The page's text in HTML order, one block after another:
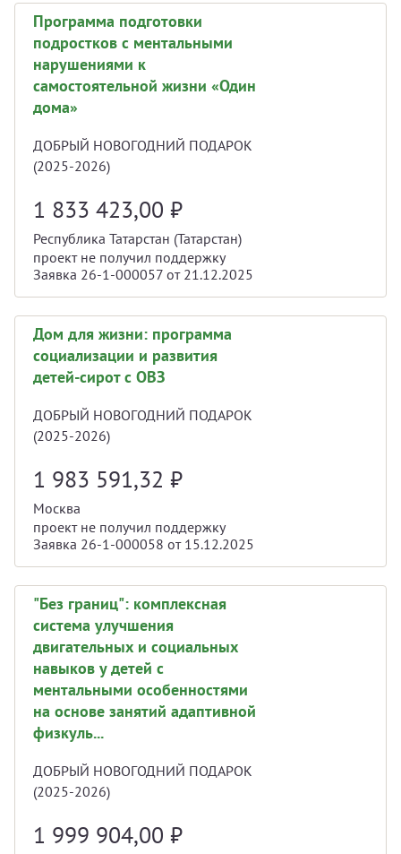
Программа подготовки
подростков с ментальными
нарушениями к
самостоятельной жизни «Один
дома»
ДОБРЫЙ НОВОГОДНИЙ ПОДАРОК
(2025-2026)
1 833 423,00 ₽
Республика Татарстан (Татарстан)
проект не получил поддержку
Заявка 26-1-000057 от 21.12.2025
Дом для жизни: программа
социализации и развития
детей-сирот с ОВЗ
ДОБРЫЙ НОВОГОДНИЙ ПОДАРОК
(2025-2026)
1 983 591,32 ₽
Москва
проект не получил поддержку
Заявка 26-1-000058 от 15.12.2025
"Без границ": комплексная
система улучшения
двигательных и социальных
навыков у детей с
ментальными особенностями
на основе занятий адаптивной
физкуль...
ДОБРЫЙ НОВОГОДНИЙ ПОДАРОК
(2025-2026)
1 999 904,00 ₽